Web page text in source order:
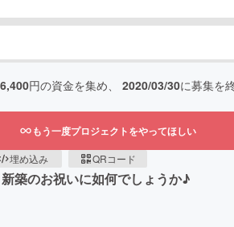
円の資金を集め、 2020/03/30に募集を
もう一度プロジェクトをやってほしい
埋め込み QRコード
築のお祝いに如何でしょうか♪